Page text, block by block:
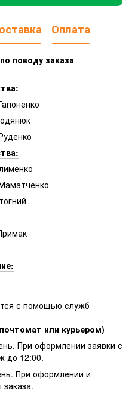
Оплата
поводу заказа
с помощью служб
или курьером)
При оформлении заявки с
до 12:00.
При оформлении и